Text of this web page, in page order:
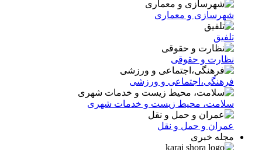
شهرسازی و معماری
تلفیق
نظارت و حقوقی
فرهنگی،اجتماعی و ورزشی
سلامت، محیط زیست و خدمات شهری
عمران و حمل و نقل
مجله خبری